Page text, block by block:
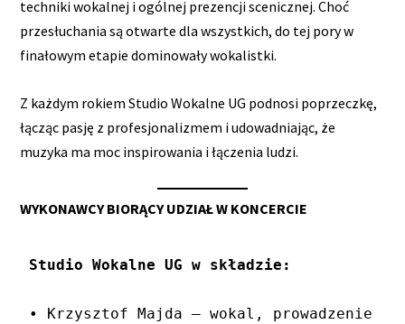
techniki wokalnej i ogólnej prezencji scenicznej. Choć
przesłuchania są otwarte dla wszystkich, do tej pory w
finałowym etapie dominowały wokalistki.
Z każdym rokiem Studio Wokalne UG podnosi poprzeczkę,
łącząc pasję z profesjonalizmem i udowadniając, że
muzyka ma moc inspirowania i łączenia ludzi.
WYKONAWCY BIORĄCY UDZIAŁ W KONCERCIE
Studio Wokalne UG w składzie:
• Krzysztof Majda ‒ wokal, prowadzenie